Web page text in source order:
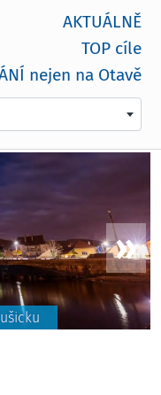
AKTUÁLNĚ
TOP cíle
nejen na Otavě